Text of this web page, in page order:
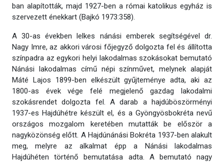
ban alapították, majd 1927-ben a római katolikus egyház is
szervezett énekkart (Bajkó 1973:358).
A 30-as években lelkes nánási emberek segítségével dr.
Nagy Imre, az akkori városi főjegyző dolgozta fel és állította
színpadra az egykori helyi lakodalmas szokásokat bemutató
Nánási lakodalmas című népi színművet, melynek alapját
Máté Lajos 1899-ben elkészült gyűjteménye adta, aki az
1800-as évek vége felé megjelenő gazdag lakodalmi
szokásrendet dolgozta fel. A darab a hajdúböszörményi
1937-es Hajdúhétre készült el, és a Gyöngyösbokréta nevű
országos mozgalom keretében mutatták be először a
nagyközönség előtt. A Hajdúnánási Bokréta 1937-ben alakult
meg, melyre az alkalmat épp a Nánási lakodalmas
Hajdúhéten történő bemutatása adta. A bemutató nagy